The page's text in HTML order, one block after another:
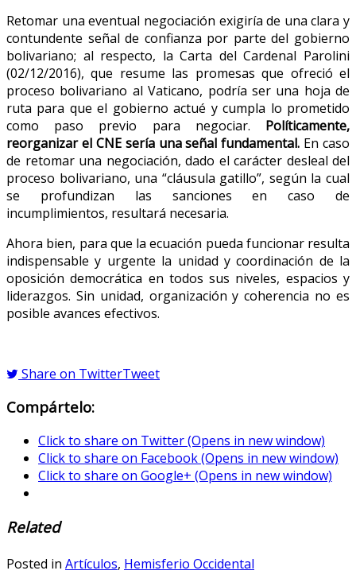
Retomar una eventual negociación exigiría de una clara y
contundente señal de confianza por parte del gobierno
bolivariano; al respecto, la Carta del Cardenal Parolini
(02/12/2016), que resume las promesas que ofreció el
proceso bolivariano al Vaticano, podría ser una hoja de
ruta para que el gobierno actué y cumpla lo prometido
como paso previo para negociar. Políticamente,
reorganizar el CNE sería una señal fundamental. En caso
de retomar una negociación, dado el carácter desleal del
proceso bolivariano, una “cláusula gatillo”, según la cual
se profundizan las sanciones en caso de
incumplimientos, resultará necesaria.
Ahora bien, para que la ecuación pueda funcionar resulta
indispensable y urgente la unidad y coordinación de la
oposición democrática en todos sus niveles, espacios y
liderazgos. Sin unidad, organización y coherencia no es
posible avances efectivos.
Share on TwitterTweet
Compártelo:
Click to share on Twitter (Opens in new window)
Click to share on Facebook (Opens in new window)
Click to share on Google+ (Opens in new window)
Related
Posted in Artículos, Hemisferio Occidental